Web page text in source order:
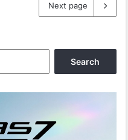
Next page
r
f